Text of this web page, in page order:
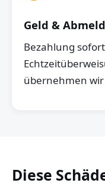
Geld &
Bezahlung
übernehmen
Diese